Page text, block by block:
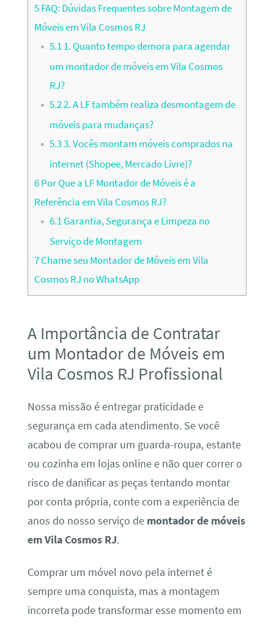
5FAQ: Dúvidas Frequentes sobre Montagem de
Móveis em Vila Cosmos RJ
5.11. Quanto tempo demora para agendar
um montador de móveis em Vila Cosmos
RJ?
5.22. A LF também realiza desmontagem de
móveis para mudanças?
5.33. Vocês montam móveis comprados na
internet (Shopee, Mercado Livre)?
6Por Que a LF Montador de Móveis é a
Referência em Vila Cosmos RJ?
6.1Garantia, Segurança e Limpeza no
Serviço de Montagem
7Chame seu Montador de Móveis em Vila
Cosmos RJ no WhatsApp
A Importância de Contratar
um Montador de Móveis em
Vila Cosmos RJ Profissional
Nossa missão é entregar praticidade e
segurança em cada atendimento. Se você
acabou de comprar um guarda-roupa, estante
ou cozinha em lojas online e não quer correr o
risco de danificar as peças tentando montar
por conta própria, conte com a experiência de
anos do nosso serviço de montador de móveis
em Vila Cosmos RJ.
Comprar um móvel novo pela internet é
sempre uma conquista, mas a montagem
incorreta pode transformar esse momento em